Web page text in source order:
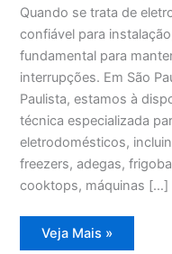
Quando se trata de
confiável para
fundamental para
interrupções. Em São
Paulista, estamos à
técnica especializada
eletrodomésticos,
freezers, adegas,
cooktops, máquinas […]
Assistência
Técnica
Veja Mais »